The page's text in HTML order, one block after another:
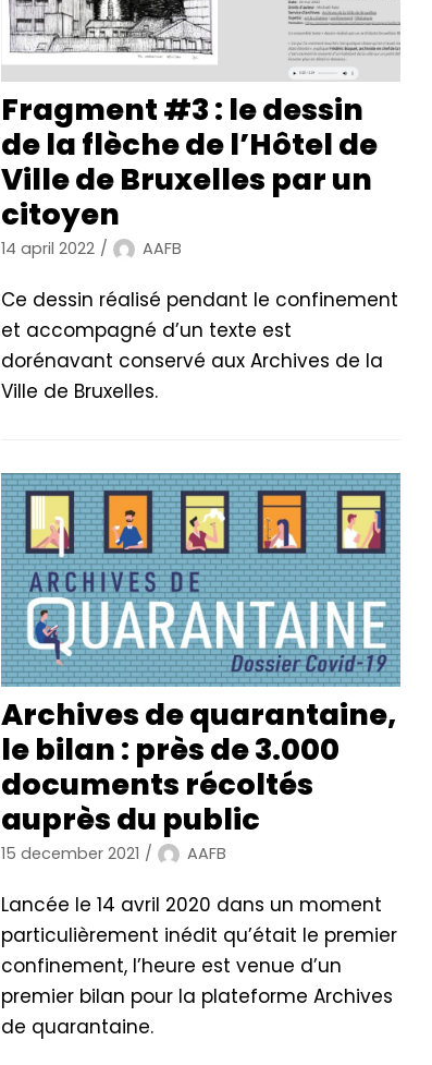
Fragment #3 : le dessin
de la flèche de l’Hôtel de
Ville de Bruxelles par un
citoyen
14 april 2022 AAFB
Ce dessin réalisé pendant le confinement
et accompagné d’un texte est
dorénavant conservé aux Archives de la
Ville de Bruxelles.
Archives de quarantaine,
le bilan : près de 3.000
documents récoltés
auprès du public
15 december 2021 AAFB
Lancée le 14 avril 2020 dans un moment
particulièrement inédit qu’était le premier
confinement, l’heure est venue d’un
premier bilan pour la plateforme Archives
de quarantaine.